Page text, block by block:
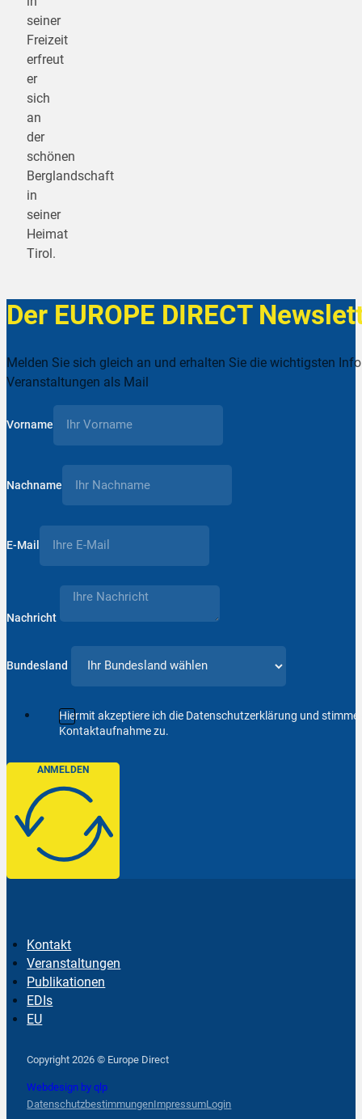
seiner
Freizeit
erfreut
er
sich
an
der
schönen
Berglandschaft
in
seiner
Heimat
Tirol.
Der EUROPE DIRECT
Melden Sie sich gleich an und erhalten Sie die wichtigsten
Veranstaltungen als Mail
Vorname
Nachname
E-Mail
Nachricht
Bundesland
Hiermit akzeptiere ich die Datenschutzerklärung und
Kontaktaufnahme zu.
ANMELDEN
Kontakt
Veranstaltungen
Publikationen
EDIs
EU
Copyright 2026 © Europe Direct
Webdesign by qlp
DatenschutzbestimmungenImpressumLogin